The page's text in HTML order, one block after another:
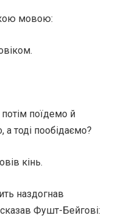
мовою:
поїдемо й
тоді пообідаємо?
кінь.
наздогнав
сказав Фушт-Бейгові: